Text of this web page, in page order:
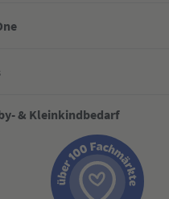
& Kleinkindbedarf